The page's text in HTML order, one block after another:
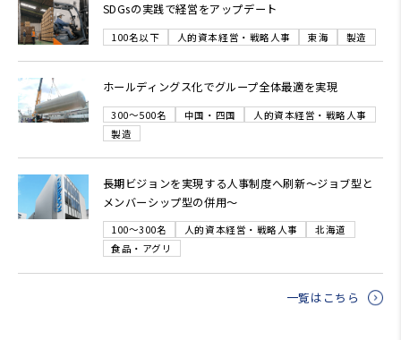
SDGsの実践で経営をアップデート
100名以下 人的資本経営・戦略人事 東海 製造
ホールディングス化でグループ全体最適を実現
300～500名 中国・四国
人的資本経営・戦略人事
製造
長期ビジョンを実現する人事制度へ刷新～ジョブ型と
メンバーシップ型の併用～
100～300名 人的資本経営・戦略人事
北海道
食品・アグリ
一覧はこちら